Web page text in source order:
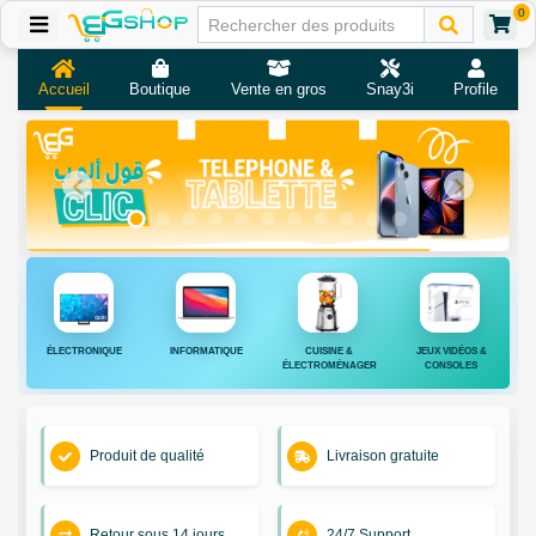
0
Accueil Boutique Vente en gros Snay3i Profile
ÉLECTRONIQUE INFORMATIQUE
CUISINE &
ÉLECTROMÉNAGER
JEUX VIDÉOS &
CONSOLES
Produit de qualité Livraison gratuite